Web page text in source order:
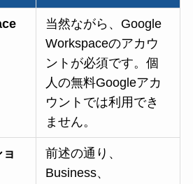
当然ながら、Google
Workspaceのアカウ
ントが必須です。個
人の無料Googleアカ
ウントでは利用でき
ません。
前述の通り、
Business、